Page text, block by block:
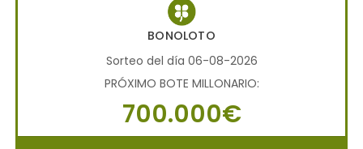
BONOLOTO
Sorteo del día 06-08-2026
PRÓXIMO BOTE MILLONARIO:
700.000€